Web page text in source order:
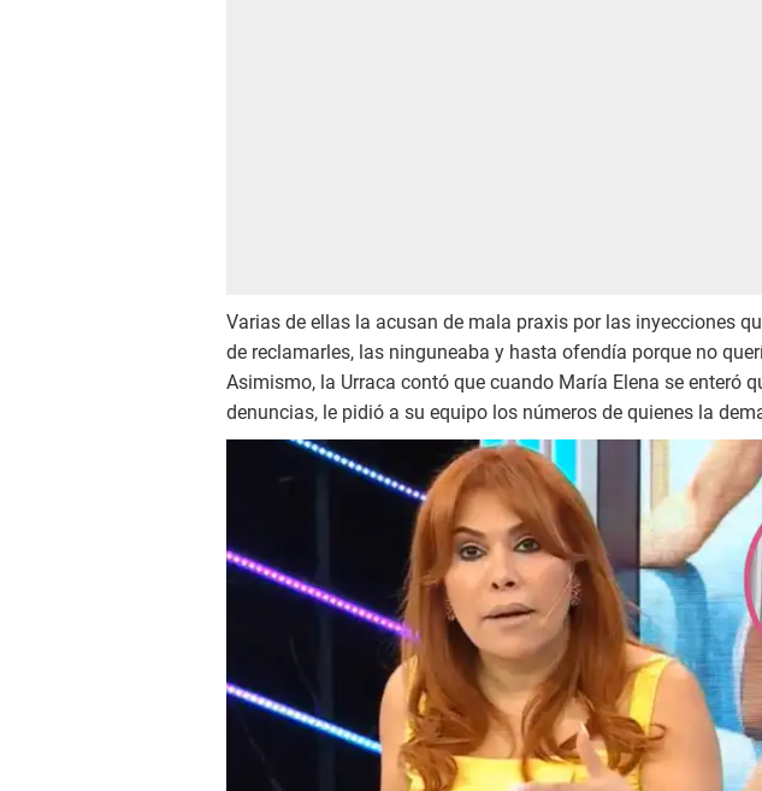
Varias de ellas la acusan de mala praxis por las inyecciones
de reclamarles, las ninguneaba y hasta ofendía porque no
Asimismo, la Urraca contó que cuando María Elena se enteró
denuncias, le pidió a su equipo los números de quienes la